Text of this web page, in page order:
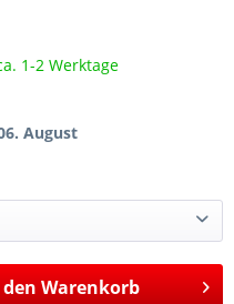
1-2 Werktage
August
Steckschlüssel Einsatz Felgenschloss wie OEM T10313-521 VW Spezialwerkzeug 22,20 €*
Warenkorb